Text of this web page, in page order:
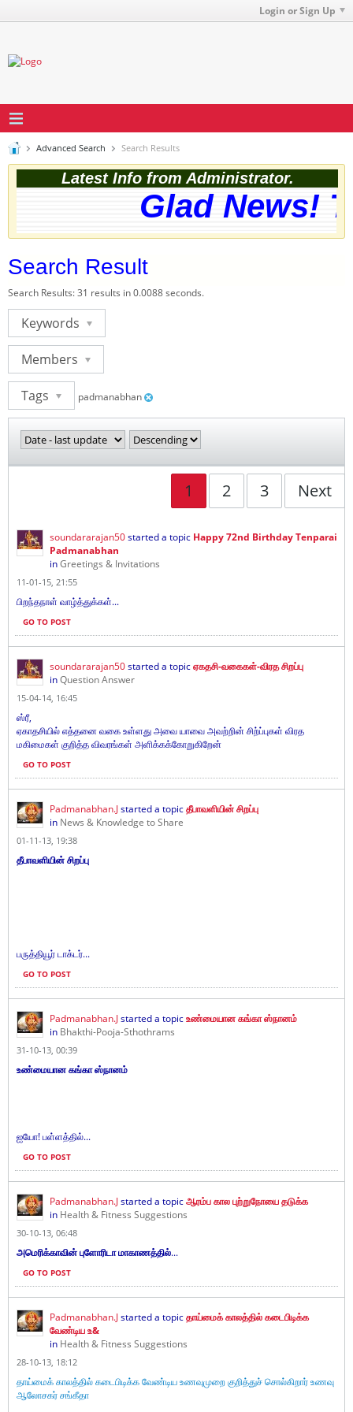
Login or Sign Up
Advanced Search Search Results
Latest Info from Administrator.
Glad News!
Search Result
Search Results:31 results in 0.0088 seconds.
Keywords
Members
Tags padmanabhan
1 2 3 Next
soundararajan50started a topic Happy 72nd Birthday Tenparai
Padmanabhan
inGreetings & Invitations
11-01-15, 21:55
பிறந்தநாள் வாழ்த்துக்கள்...
GO TO POST
soundararajan50started a topicஏகதசி-வகைகள்-விரத சிறப்பு
inQuestion Answer
15-04-14, 16:45
ஸ்ரீ,
ஏகாதசியில் எத்தனை வகை உள்ளது அவை யாவை அவற்றின் சிற்ப்புகள் விரத
மகிமைகள் குறித்த விவரங்கள் அளிக்கக்கோறுகிறேன்
GO TO POST
Padmanabhan.Jstarted a topicதீபாவளியின் சிறப்பு
in News & Knowledge to Share
01-11-13, 19:38
தீபாவளியின் சிறப்பு
பருத்தியூர் டாக்டர்...
GO TO POST
Padmanabhan.Jstarted a topicஉண்மையான கங்கா ஸ்நானம்
in Bhakthi-Pooja-Sthothrams
31-10-13, 00:39
உண்மையான கங்கா ஸ்நானம்
ஐயோ! பள்ளத்தில்...
GO TO POST
Padmanabhan.Jstarted a topicஆரம்ப கால புற்றுநோயை தடுக்க
in Health & Fitness Suggestions
30-10-13, 06:48
அமெரிக்காவின் புளோரிடா மாகாணத்தில்...
GO TO POST
Padmanabhan.Jstarted a topicதாய்மைக் காலத்தில் கடைபிடிக்க
வேண்டிய உ&
in Health & Fitness Suggestions
28-10-13, 18:12
தாய்மைக் காலத்தில் கடைபிடிக்க வேண்டிய உணவுமுறை குறித்துச் சொல்கிறார் உணவு
ஆலோசகர் சங்கீதா